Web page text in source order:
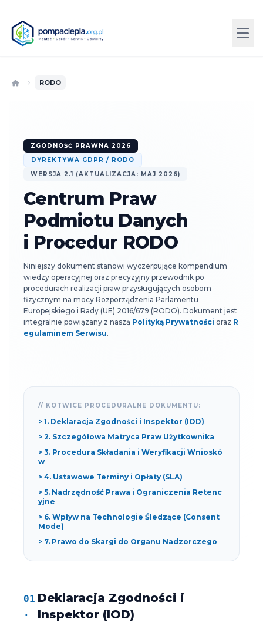
RODO
ZGODNOŚĆ PRAWNA 2026
DYREKTYWA GDPR / RODO
WERSJA 2.1 (AKTUALIZACJA: MAJ 2026)
Centrum Praw
Podmiotu Danych
i Procedur RODO
Niniejszy dokument stanowi wyczerpujące kompendium
wiedzy operacyjnej oraz precyzyjny przewodnik po
procedurach realizacji praw przysługujących osobom
fizycznym na mocy Rozporządzenia Parlamentu
Europejskiego i Rady (UE) 2016/679 (RODO). Dokument jest
integralnie powiązany z naszą Polityką Prywatności oraz R
egulaminem Serwisu.
// KOTWICE PROCEDURALNE DOKUMENTU:
> 1. Deklaracja Zgodności i Inspektor (IOD)
> 2. Szczegółowa Matryca Praw Użytkownika
> 3. Procedura Składania i Weryfikacji Wnioskó
w
> 4. Ustawowe Terminy i Opłaty (SLA)
> 5. Nadrzędność Prawa i Ograniczenia Retenc
yjne
> 6. Wpływ na Technologie Śledzące (Consent
Mode)
> 7. Prawo do Skargi do Organu Nadzorczego
01
.
Deklaracja Zgodności i
Inspektor (IOD)